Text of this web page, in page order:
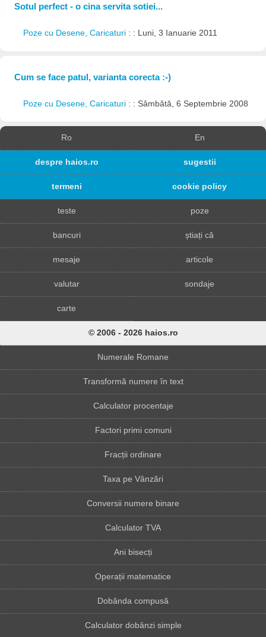
Sotul perfect - o cina servita sotiei...
Poze cu Desene, Caricaturi : : Luni, 3 Ianuarie 2011
Cum se face patul, varianta corecta :-)
Poze cu Desene, Caricaturi : : Sâmbătă, 6 Septembrie 2008
Ro En
despre haios.ro sugestii
termeni cookie policy
teste poze
bancuri știați că
mesaje articole
valutar sondaje
carte
© 2006 - 2026 haios.ro
Numerale Romane
Transformă numere în text
Calculator procentaje
Factori primi comuni
Fracții ordinare
Taxa pe Vânzări
Conversii numere binare
Calculator TVA
Ani bisecți
Operații matematice
Dobânda compusă
Calculator dobânzi simple